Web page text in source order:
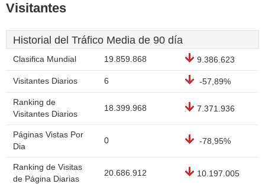
Visitantes
Historial del Tráfico Media de 90 día
Clasifica Mundial 19.859.868 9.386.623
Visitantes Diarios 6 -57,89%
Ranking de
Visitantes Diarios
18.399.968 7.371.936
Páginas Vistas Por
Dia
0 -78,95%
Ranking de Visitas
de Página Diarias
20.686.912 10.197.005